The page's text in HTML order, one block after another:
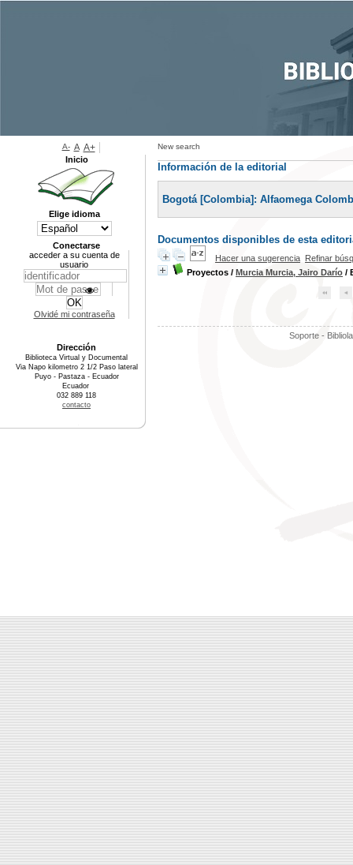
New search
Información de la editorial
Bogotá [Colombia]: Alfaomega
Documentos disponibles de esta
Hacer una sugerencia Refinar
Proyectos / Murcia Murcia, Jairo Darío /
Soporte -
A- A A+
Inicio
Elige idioma
Conectarse
acceder a su cuenta de
usuario
Olvidé mi contraseña
Dirección
Biblioteca Virtual y Documental
Via Napo kilometro 2 1/2 Paso lateral
Puyo - Pastaza - Ecuador
Ecuador
032 889 118
contacto